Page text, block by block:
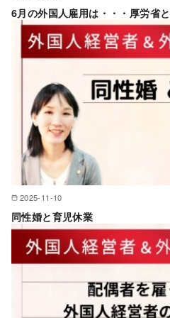
6月の外国人雇用は・・・厚労省
2025-11-10
同性婚と育児休業